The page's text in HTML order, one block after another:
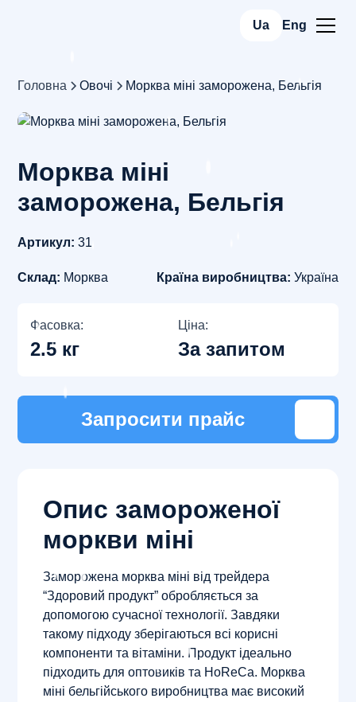
Ua Eng
Головна Овочі Морква міні заморожена, Бельгія
Морква міні
заморожена, Бельгія
Артикул:31
Склад: Морква Країна виробництва: Україна
Фасовка:
2.5 кг
Ціна:
За запитом
Запросити прайс
Опис замороженої
моркви міні
Заморожена морква міні від трейдера
“Здоровий продукт” обробляється за
допомогою сучасної технології. Завдяки
такому підходу зберігаються всі корисні
компоненти та вітаміни. Продукт ідеально
підходить для оптовиків та HoReCa. Морква
міні бельгійського виробництва має високий